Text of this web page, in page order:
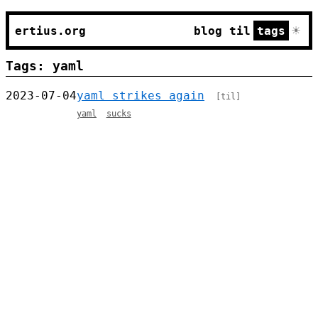
ertius.org blog til tags ☀
Tags: yaml
2023-07-04yaml strikes again
[til]
yaml
sucks